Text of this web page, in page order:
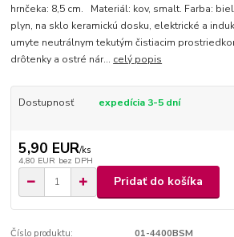
hrnčeka: 8,5 cm. Materiál: kov, smalt. Farba:
plyn, na sklo keramickú dosku, elektrické a
umyte neutrálnym tekutým čistiacim
drôtenky a ostré nár... celý popis
Dostupnosť expedícia 3-5 dní
5,90 EUR/ks
4,80 EUR bez DPH
Pridať do košíka
Číslo produktu:
01-4400BSM